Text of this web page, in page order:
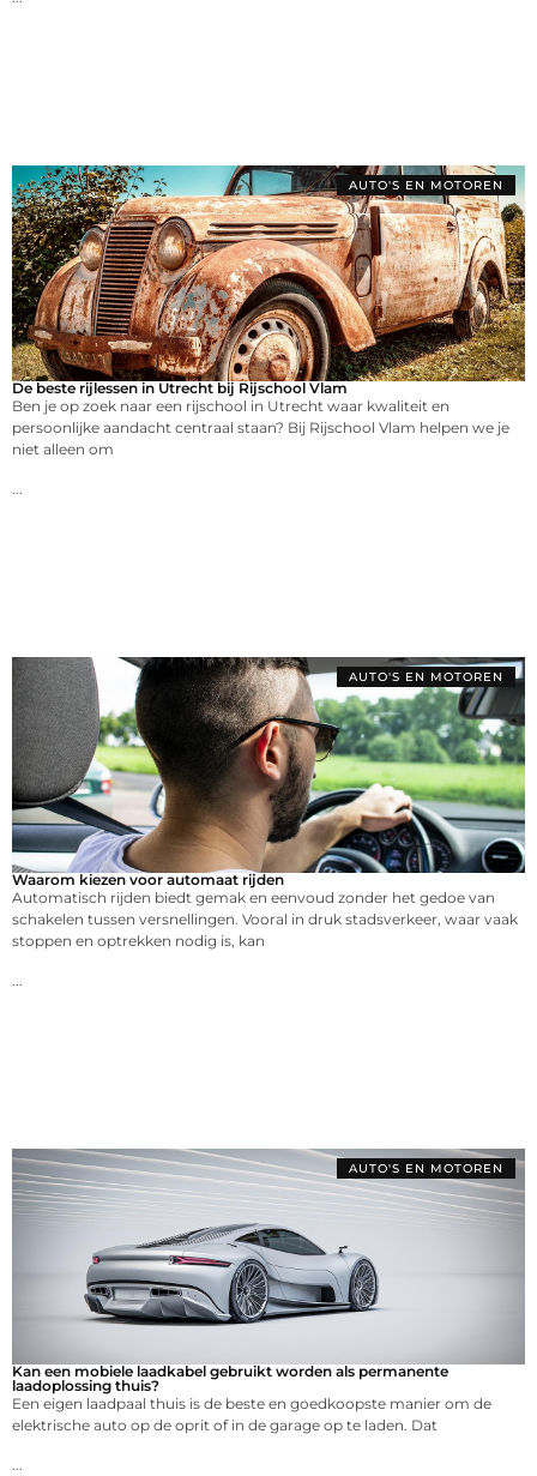
AUTO'S EN MOTOREN
De beste rijlessen in Utrecht bij Rijschool Vlam
Ben je op zoek naar een rijschool in Utrecht waar kwaliteit en
persoonlijke aandacht centraal staan? Bij Rijschool Vlam helpen we je
niet alleen om
AUTO'S EN MOTOREN
Waarom kiezen voor automaat rijden
Automatisch rijden biedt gemak en eenvoud zonder het gedoe van
schakelen tussen versnellingen. Vooral in druk stadsverkeer, waar vaak
stoppen en optrekken nodig is, kan
AUTO'S EN MOTOREN
Kan een mobiele laadkabel gebruikt worden als permanente
laadoplossing thuis?
Een eigen laadpaal thuis is de beste en goedkoopste manier om de
elektrische auto op de oprit of in de garage op te laden. Dat